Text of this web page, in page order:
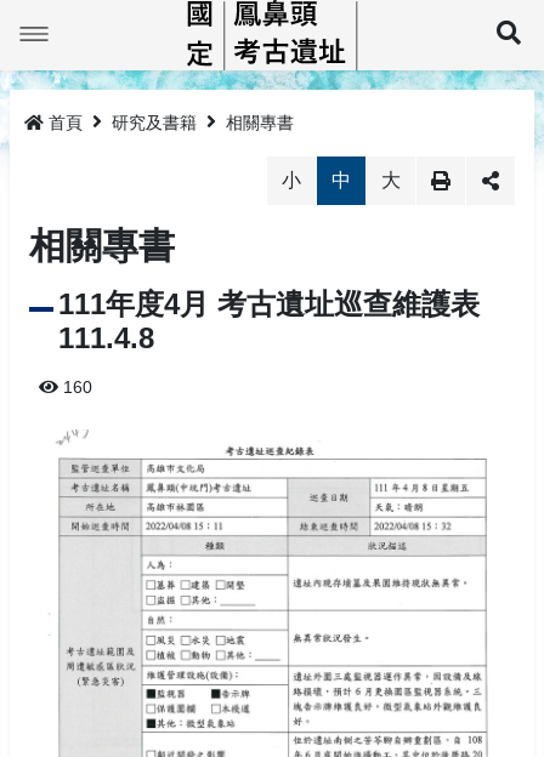
要
內最新消息
大坌坑文化
牛稠仔文化鳳鼻頭型
鳳鼻頭文化
鳳鼻頭遺址標本
鳳鼻頭考古教育館
鳳鼻頭考古教育館簡介
預約導覽
教育推廣
活動成果
教具租借
研究及書籍
相關專書
監管保護報告
相關法規
相關法規
網站導覽
回首頁
高雄市政府
高雄市文化局
首頁 研究及書籍 相關專書
小 中 大
相關專書
111年度4月 考古遺址巡查維護表
111.4.8
160